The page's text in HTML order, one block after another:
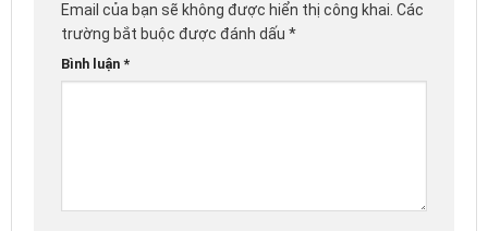
Email của bạn sẽ không được hiển thị công khai. Các
trường bắt buộc được đánh dấu *
Bình luận *